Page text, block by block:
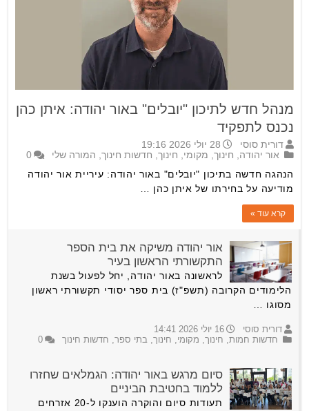
מנהל חדש לתיכון "יובלים" באור יהודה: איתן כהן
נכנס לתפקיד
דורית סוסי
28 יולי 2026 19:16
אור יהודה, חינוך, מקומי, חינוך, חדשות חינוך, המורה שלי 0
הנהגה חדשה בתיכון "יובלים" באור יהודה: עיריית אור יהודה
מודיעה על בחירתו של איתן כהן …
קרא עוד »
אור יהודה משיקה את בית הספר
התקשורתי הראשון בעיר
לראשונה באור יהודה, יחל לפעול בשנת
הלימודים הקרובה (תשפ"ז) בית ספר יסודי תקשורתי ראשון
מסוגו …
דורית סוסי
16 יולי 2026 14:41
חדשות חמות, חינוך, מקומי, חינוך, בתי ספר, חדשות חינוך 0
סיום מרגש באור יהודה: הגמלאים שחזרו
ללמוד בחטיבת הביניים
תעודות סיום והוקרה הוענקו ל-20 אזרחים